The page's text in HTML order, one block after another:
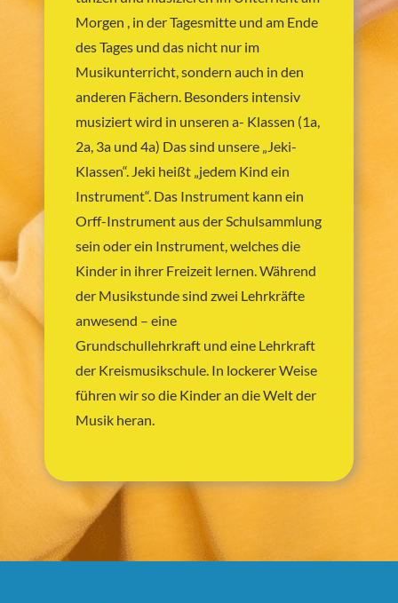
Morgen , in der Tagesmitte und am Ende
des Tages und das nicht nur im
Musikunterricht, sondern auch in den
anderen Fächern. Besonders intensiv
musiziert wird in unseren a- Klassen (1a,
2a, 3a und 4a) Das sind unsere „Jeki-
Klassen“. Jeki heißt „jedem Kind ein
Instrument“. Das Instrument kann ein
Orff-Instrument aus der Schulsammlung
sein oder ein Instrument, welches die
Kinder in ihrer Freizeit lernen. Während
der Musikstunde sind zwei Lehrkräfte
anwesend – eine
Grundschullehrkraft und eine Lehrkraft
der Kreismusikschule. In lockerer Weise
führen wir so die Kinder an die Welt der
Musik heran.